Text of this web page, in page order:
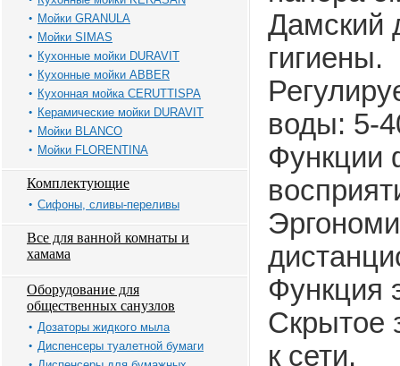
Мойки GRANULA
Мойки SIMAS
Кухонные мойки DURAVIT
Кухонные мойки ABBER
Кухонная мойка CERUTTISPA
Керамические мойки DURAVIT
Мойки BLANCO
Мойки FLORENTINA
Комплектующие
Сифоны, сливы-переливы
Все для ванной комнаты и
хамама
Оборудование для
общественных санузлов
Дозаторы жидкого мыла
Диспенсеры туалетной бумаги
Дамский
гигиены.
воды: 5-
Функции
Функция
Скрытое
к сети.